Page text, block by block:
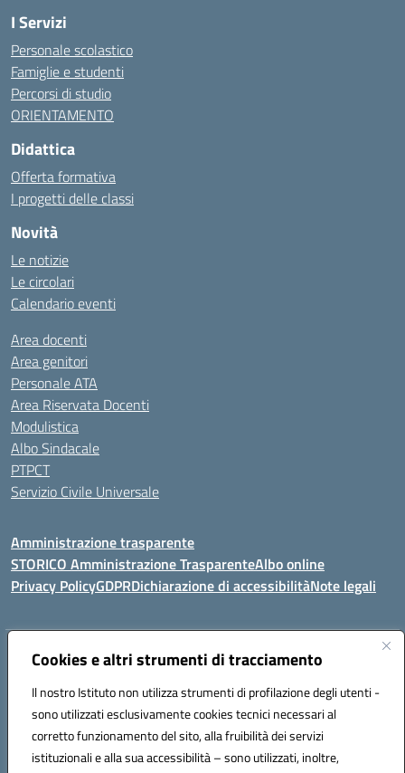
Cookies e altri strumenti di tracciamento
Il nostro Istituto non utilizza strumenti di profilazione degli utenti -
sono utilizzati esclusivamente cookies tecnici necessari al
corretto funzionamento del sito, alla fruibilità dei servizi
istituzionali e alla sua accessibilità – sono utilizzati, inoltre,
I Servizi
Personale scolastico
Famiglie e studenti
Percorsi di studio
ORIENTAMENTO
Didattica
Offerta formativa
I progetti delle classi
Novità
Le notizie
Le circolari
Calendario eventi
Area docenti
Area genitori
Personale ATA
Area Riservata Docenti
Modulistica
Albo Sindacale
PTPCT
Servizio Civile Universale
Amministrazione trasparente
STORICO Amministrazione TrasparenteAlbo online
Privacy PolicyGDPRDichiarazione di accessibilitàNote legali
Indirizzo:Piazza S. G. Bosco, 1 95014 Giarre (CT)
Posta elettronica certificata (PEC):ctic8az00a@pec.istruzione.it
Codice fiscale: 92001680872
Codice meccanografico: CTIC8AZ00A